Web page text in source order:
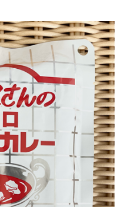
当たり
んぱく質:6.8g 脂
食塩相当量:2.6g（推
ー・心もホット（辛
ぎ、ばれいしょ、に